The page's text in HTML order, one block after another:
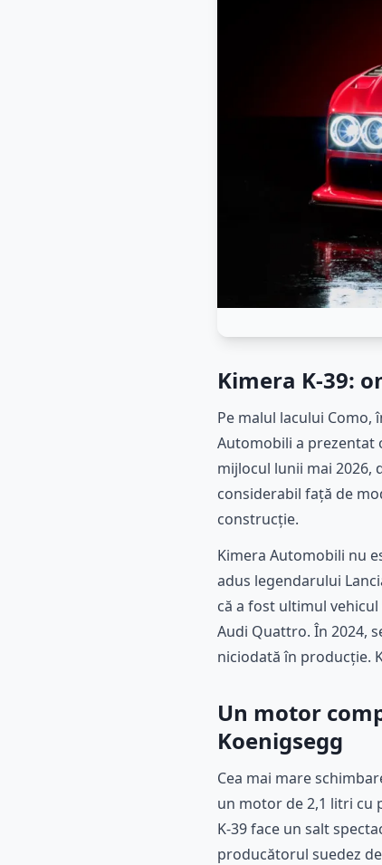
Kimera K-39:
Pe malul lacului Como,
Automobili a prezentat
mijlocul lunii mai 2026,
considerabil față de
construcție.
Kimera Automobili nu
adus legendarului
că a fost ultimul
Audi Quattro. În 2024,
niciodată în producție.
Un motor
Koenigsegg
Cea mai mare
un motor de 2,1 litri cu
K-39 face un salt
producătorul suedez